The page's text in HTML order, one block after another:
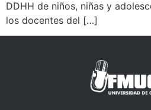
DDHH de niños, niñas y
los docentes del […]